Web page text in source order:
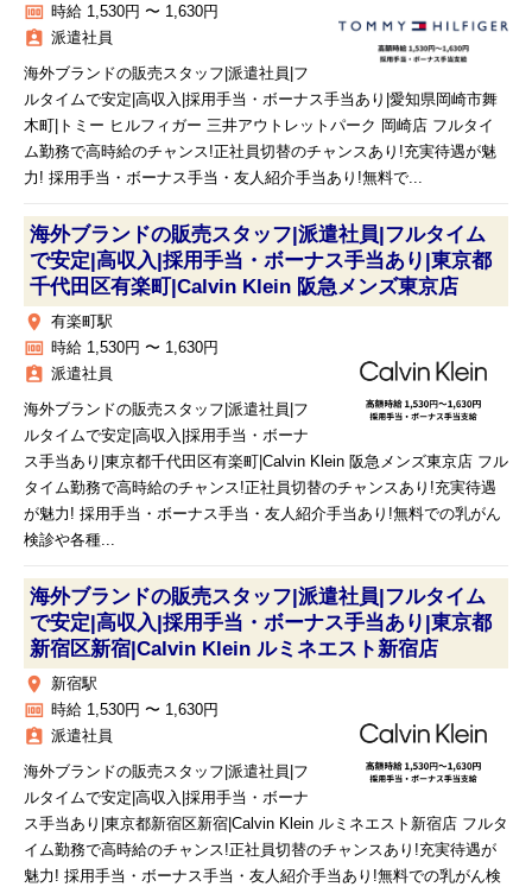
money 時給 1,530円 〜 1,630円
assignment_ind 派遣社員
海外ブランドの販売スタッフ|派遣社員|フ
ルタイムで安定|高収入|採用手当・ボーナス手当あり|愛知県岡崎市舞
木町|トミー ヒルフィガー 三井アウトレットパーク 岡崎店 フルタイ
ム勤務で高時給のチャンス!正社員切替のチャンスあり!充実待遇が魅
力! 採用手当・ボーナス手当・友人紹介手当あり!無料で...
海外ブランドの販売スタッフ|派遣社員|フルタイム
で安定|高収入|採用手当・ボーナス手当あり|東京都
千代田区有楽町|Calvin Klein 阪急メンズ東京店
place 有楽町駅
money 時給 1,530円 〜 1,630円
assignment_ind 派遣社員
海外ブランドの販売スタッフ|派遣社員|フ
ルタイムで安定|高収入|採用手当・ボーナ
ス手当あり|東京都千代田区有楽町|Calvin Klein 阪急メンズ東京店 フル
タイム勤務で高時給のチャンス!正社員切替のチャンスあり!充実待遇
が魅力! 採用手当・ボーナス手当・友人紹介手当あり!無料での乳がん
検診や各種...
海外ブランドの販売スタッフ|派遣社員|フルタイム
で安定|高収入|採用手当・ボーナス手当あり|東京都
新宿区新宿|Calvin Klein ルミネエスト新宿店
place 新宿駅
money 時給 1,530円 〜 1,630円
assignment_ind 派遣社員
海外ブランドの販売スタッフ|派遣社員|フ
ルタイムで安定|高収入|採用手当・ボーナ
ス手当あり|東京都新宿区新宿|Calvin Klein ルミネエスト新宿店 フルタ
イム勤務で高時給のチャンス!正社員切替のチャンスあり!充実待遇が
魅力! 採用手当・ボーナス手当・友人紹介手当あり!無料での乳がん検